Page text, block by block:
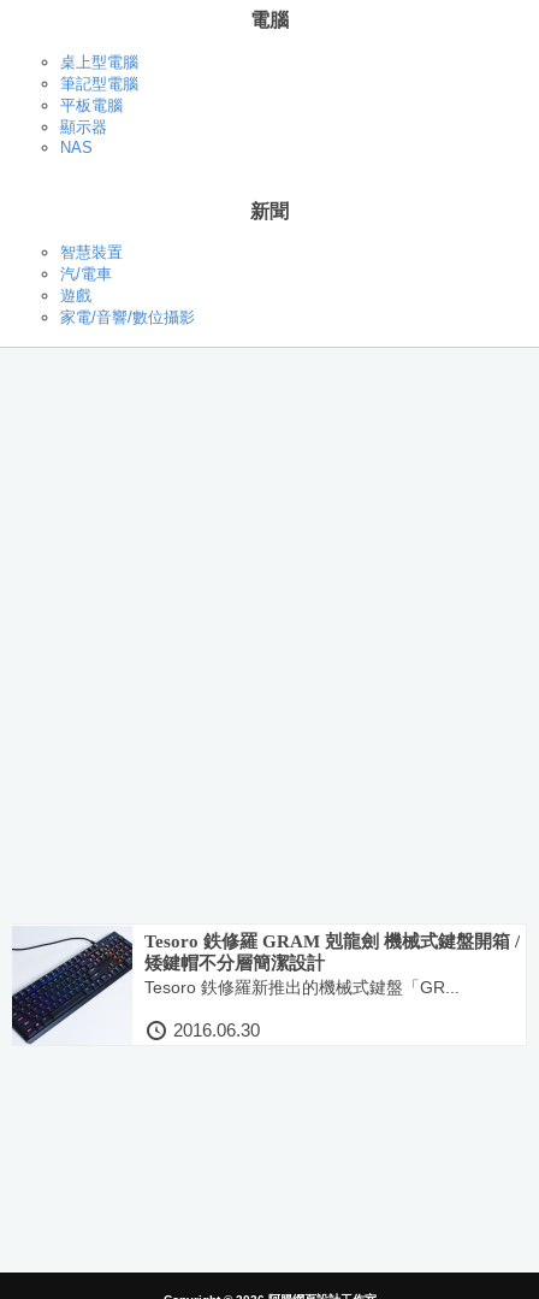
電腦
桌上型電腦
筆記型電腦
平板電腦
顯示器
NAS
新聞
智慧裝置
汽/電車
遊戲
家電/音響/數位攝影
Tesoro 鉄修羅 GRAM 剋龍劍 機械式鍵盤開箱 /
矮鍵帽不分層簡潔設計
Tesoro 鉄修羅新推出的機械式鍵盤「GR...
2016.06.30